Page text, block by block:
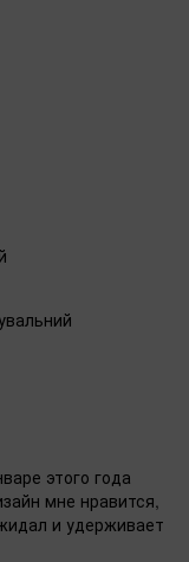
этого года
мне нравится,
и удерживает